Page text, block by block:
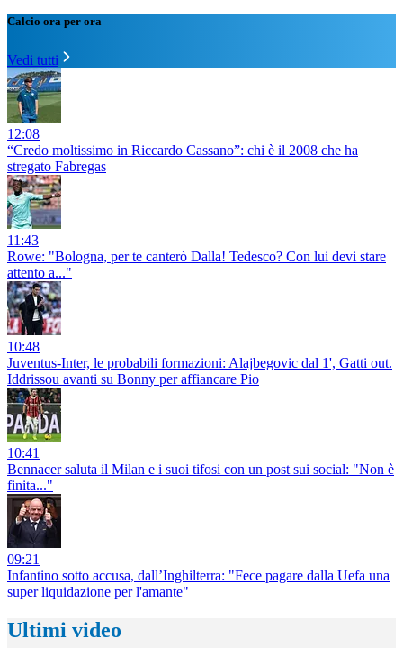
Calcio ora per ora
Vedi tutti
12:08
“Credo moltissimo in Riccardo Cassano”: chi è il 2008 che ha
stregato Fabregas
11:43
Rowe: "Bologna, per te canterò Dalla! Tedesco? Con lui devi stare
attento a..."
10:48
Juventus-Inter, le probabili formazioni: Alajbegovic dal 1', Gatti out.
Iddrissou avanti su Bonny per affiancare Pio
10:41
Bennacer saluta il Milan e i suoi tifosi con un post sui social: "Non è
finita..."
09:21
Infantino sotto accusa, dall’Inghilterra: "Fece pagare dalla Uefa una
super liquidazione per l'amante"
Ultimi video